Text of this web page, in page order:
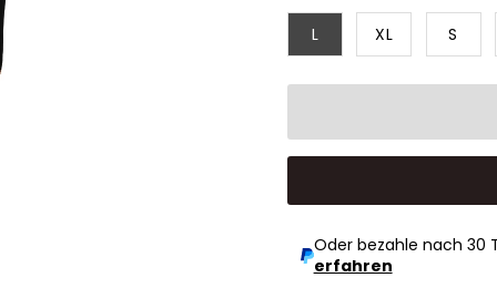
L
XL S
Oder bezahle nach 30
erfahren